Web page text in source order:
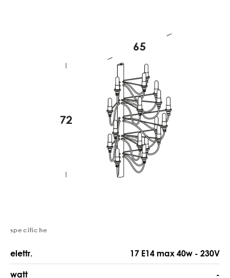
specifiche
elettr. 17 E14 max 40w - 230V
watt -